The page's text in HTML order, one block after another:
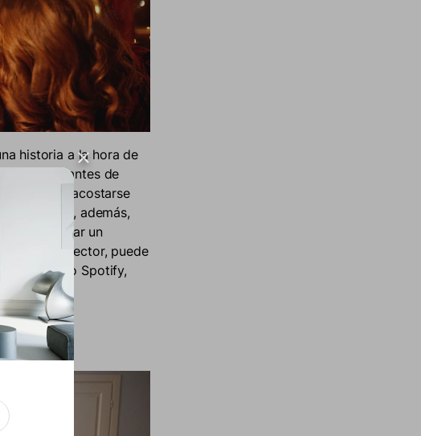
historia a la hora de
terminar antes de
la hora de acostarse
juntos, además,
utilizar un
de su proyector, puede
como Spotify,